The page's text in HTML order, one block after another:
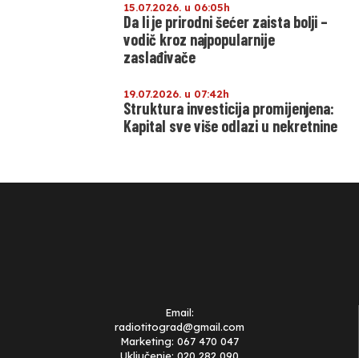
15.07.2026. u 06:05h
Da li je prirodni šećer zaista bolji –
vodič kroz najpopularnije
zaslađivače
19.07.2026. u 07:42h
Struktura investicija promijenjena:
Kapital sve više odlazi u nekretnine
Email:
radiotitograd@gmail.com
Marketing: 067 470 047